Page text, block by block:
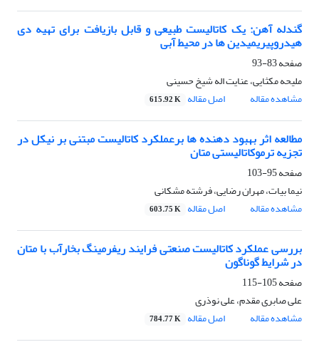
گندله آهن: یک کاتالیست طبیعی و قابل بازیافت برای تهیه دی
هیدروپیریمیدین ها در محیط آبی
صفحه83-93
ملیحه مکثایی، عنایت اله شیخ حسینی
مشاهده مقاله
اصل مقاله 615.92 K
مطالعه اثر بهبود دهنده ها برعملکرد کاتالیست مبتنی بر نیکل در
تجزیه ترموکاتالیستی متان
صفحه95-103
نیما بیات، مهران رضایی، فرشته مشکانی
مشاهده مقاله
اصل مقاله 603.75 K
بررسی عملکرد کاتالیست صنعتی فرایند ریفرمینگ بخارآب با متان
در شرایط گوناگون
صفحه105-115
علی صابری مقدم، علی نوذری
مشاهده مقاله
اصل مقاله 784.77 K